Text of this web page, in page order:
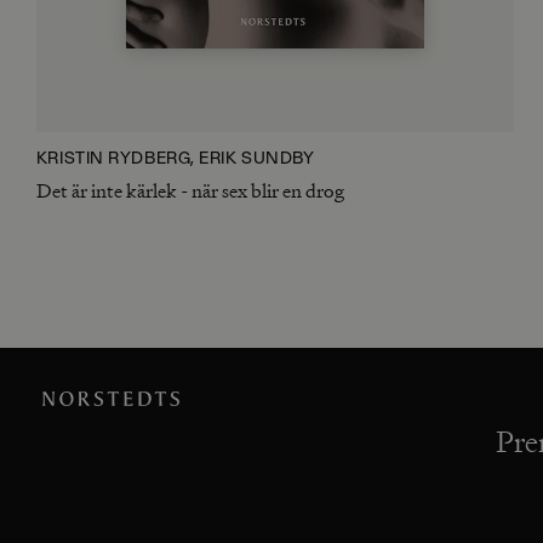
KRISTIN RYDBERG, ERIK SUNDBY
Det är inte kärlek - när sex blir en drog